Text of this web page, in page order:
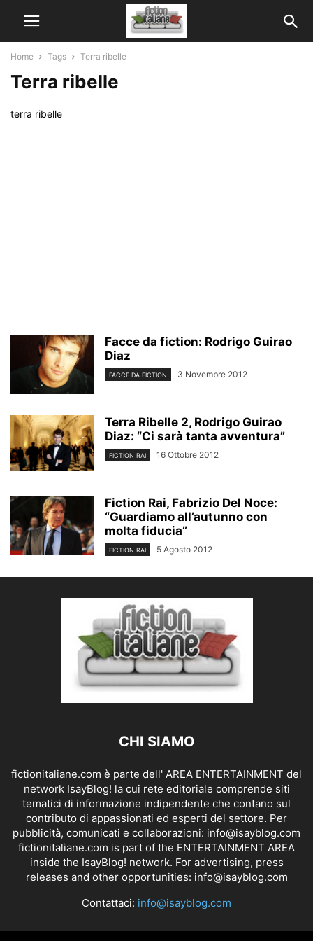
Home Tags Terra ribelle
Terra ribelle
terra ribelle
Facce da fiction: Rodrigo Guirao
Diaz
FACCE DA FICTION 3 Novembre 2012
Terra Ribelle 2, Rodrigo Guirao
Diaz: “Ci sarà tanta avventura”
FICTION RAI 16 Ottobre 2012
Fiction Rai, Fabrizio Del Noce:
“Guardiamo all’autunno con
molta fiducia”
FICTION RAI 5 Agosto 2012
CHI SIAMO
fictionitaliane.com è parte dell' AREA ENTERTAINMENT del
network IsayBlog! la cui rete editoriale comprende siti
tematici di informazione indipendente che contano sul
contributo di appassionati ed esperti del settore. Per
pubblicità, comunicati e collaborazioni: info@isayblog.com
fictionitaliane.com is part of the ENTERTAINMENT AREA
inside the IsayBlog! network. For advertising, press
releases and other opportunities: info@isayblog.com
Contattaci: info@isayblog.com